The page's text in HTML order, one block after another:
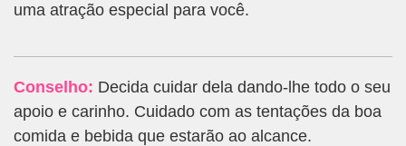
uma atração especial para você.
Conselho: Decida cuidar dela dando-lhe todo o seu
apoio e carinho. Cuidado com as tentações da boa
comida e bebida que estarão ao alcance.